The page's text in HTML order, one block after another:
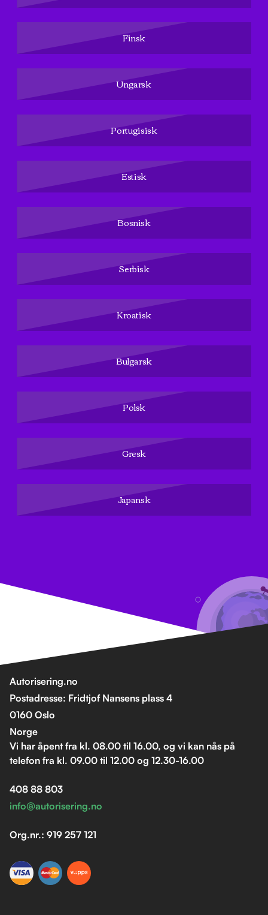
Finsk
Ungarsk
Portugisisk
Estisk
Bosnisk
Serbisk
Kroatisk
Bulgarsk
Polsk
Gresk
Japansk
Autorisering.no
Postadresse: Fridtjof Nansens plass 4
0160 Oslo
Norge
Vi har åpent fra kl. 08.00 til 16.00, og vi kan nås på
telefon fra kl. 09.00 til 12.00 og 12.30-16.00
408 88 803
info@autorisering.no
Org.nr.: 919 257 121